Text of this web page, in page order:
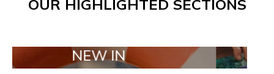
OUR HIGHLIGHTED SECTIONS
NEW IN TAILOR